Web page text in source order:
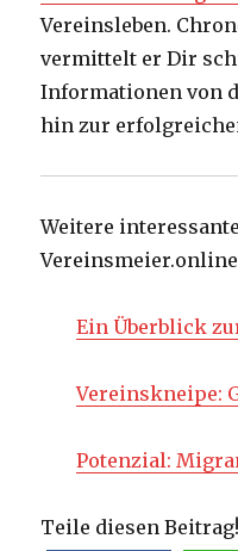
Vereinsleben.
vermittelt er Dir
Informationen von
hin zur
Weitere
Ein Überblick
Vereinskneipe:
Potenzial:
Teile diesen Beitrag!